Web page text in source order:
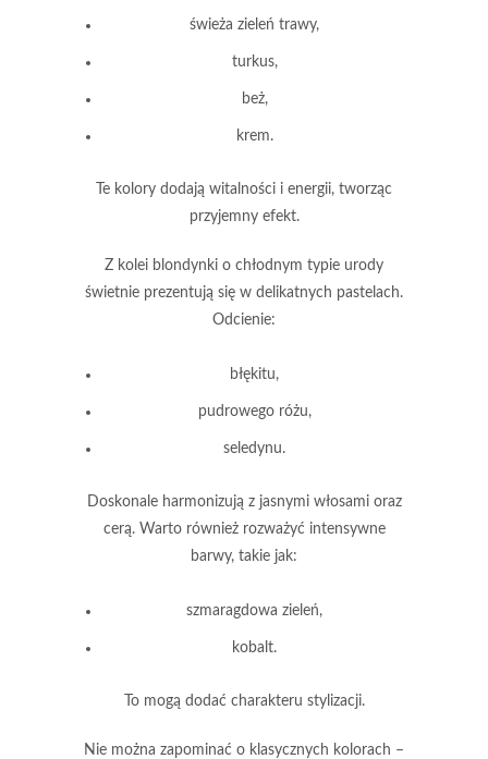
świeża zieleń trawy,
turkus,
beż,
krem.
Te kolory dodają witalności i energii, tworząc
przyjemny efekt.
Z kolei blondynki o chłodnym typie urody
świetnie prezentują się w delikatnych pastelach.
Odcienie:
błękitu,
pudrowego różu,
seledynu.
Doskonale harmonizują z jasnymi włosami oraz
cerą.Warto również rozważyć intensywne
barwy, takie jak:
szmaragdowa zieleń,
kobalt.
To mogą dodać charakteru stylizacji.
Nie można zapominać o klasycznych kolorach –